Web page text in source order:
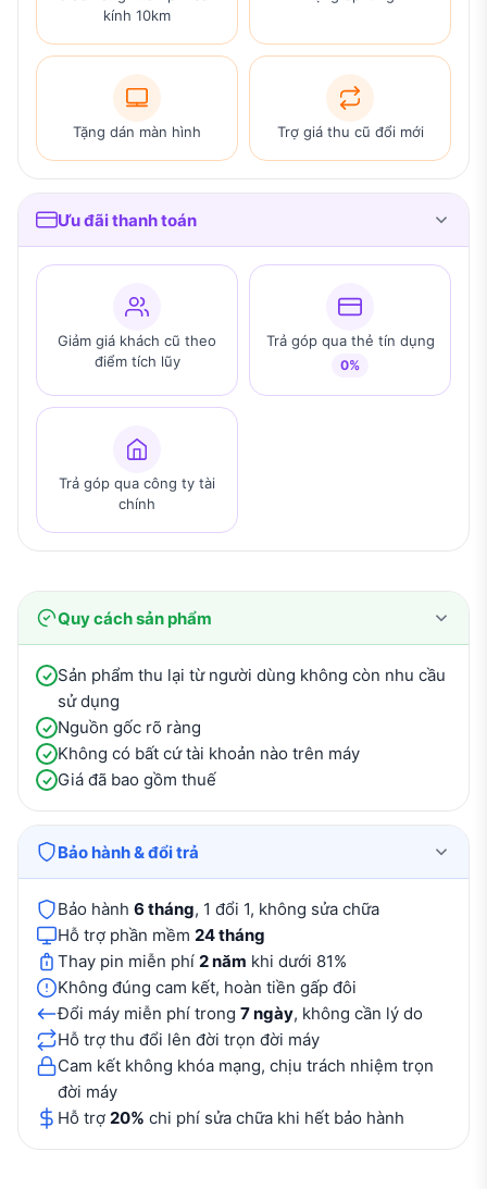
kính 10km
Tặng dán màn hình Trợ giá thu cũ đổi mới
Ưu đãi thanh toán
Giảm giá khách cũ theo
điểm tích lũy
Trả góp qua thẻ tín dụng
0%
Trả góp qua công ty tài
chính
Quy cách sản phẩm
Sản phẩm thu lại từ người dùng không còn nhu cầu
sử dụng
Nguồn gốc rõ ràng
Không có bất cứ tài khoản nào trên máy
Giá đã bao gồm thuế
Bảo hành & đổi trả
Bảo hành 6 tháng, 1 đổi 1, không sửa chữa
Hỗ trợ phần mềm 24 tháng
Thay pin miễn phí 2 năm khi dưới 81%
Không đúng cam kết, hoàn tiền gấp đôi
Đổi máy miễn phí trong 7 ngày, không cần lý do
Hỗ trợ thu đổi lên đời trọn đời máy
Cam kết không khóa mạng, chịu trách nhiệm trọn
đời máy
Hỗ trợ 20% chi phí sửa chữa khi hết bảo hành